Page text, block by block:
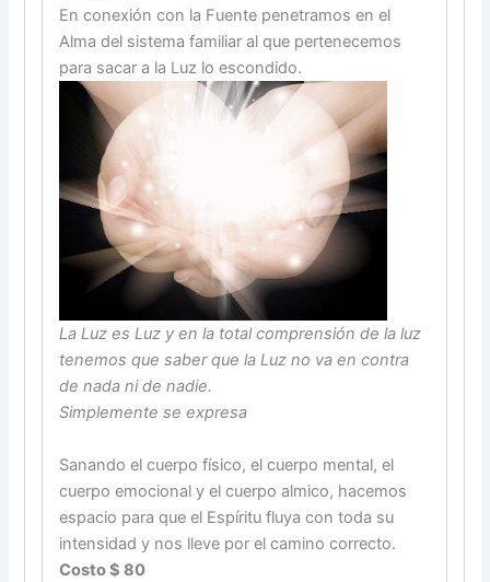
En conexión con la Fuente penetramos en el
Alma del sistema familiar al que pertenecemos
para sacar a la Luz lo escondido.
La Luz es Luz y en la total comprensión de la luz
tenemos que saber que la Luz no va en contra
de nada ni de nadie.
Simplemente se expresa
Sanando el cuerpo físico, el cuerpo mental, el
cuerpo emocional y el cuerpo almico, hacemos
espacio para que el Espíritu fluya con toda su
intensidad y nos lleve por el camino correcto.
Costo $ 80